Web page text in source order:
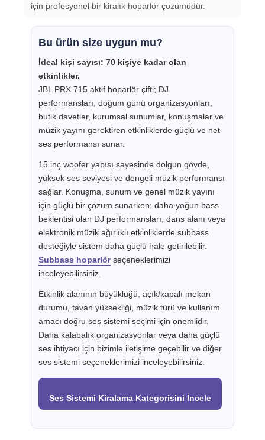
için profesyonel bir kiralık hoparlör çözümüdür.
Bu ürün size uygun mu?
İdeal kişi sayısı: 70 kişiye kadar olan
etkinlikler.
JBL PRX 715 aktif hoparlör çifti; DJ
performansları, doğum günü organizasyonları,
butik davetler, kurumsal sunumlar, konuşmalar ve
müzik yayını gerektiren etkinliklerde güçlü ve net
ses performansı sunar.
15 inç woofer yapısı sayesinde dolgun gövde,
yüksek ses seviyesi ve dengeli müzik performansı
sağlar. Konuşma, sunum ve genel müzik yayını
için güçlü bir çözüm sunarken; daha yoğun bass
beklentisi olan DJ performansları, dans alanı veya
elektronik müzik ağırlıklı etkinliklerde subbass
desteğiyle sistem daha güçlü hale getirilebilir.
Subbass hoparlörseçeneklerimizi
inceleyebilirsiniz.
Etkinlik alanının büyüklüğü, açık/kapalı mekan
durumu, tavan yüksekliği, müzik türü ve kullanım
amacı doğru ses sistemi seçimi için önemlidir.
Daha kalabalık organizasyonlar veya daha güçlü
ses ihtiyacı için bizimle iletişime geçebilir ve diğer
ses sistemi seçeneklerimizi inceleyebilirsiniz.
Ses Sistemi Kiralama Kategorisini İncele